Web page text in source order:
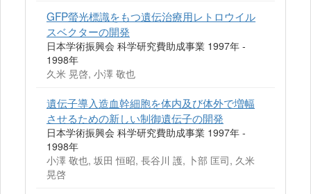
GFP螢光標識をもつ遺伝治療用レトロウイル
スベクターの開発
日本学術振興会 科学研究費助成事業 1997年 -
1998年
久米 晃啓, 小澤 敬也
遺伝子導入造血幹細胞を体内及び体外で増幅
させるための新しい制御遺伝子の開発
日本学術振興会 科学研究費助成事業 1997年 -
1998年
小澤 敬也, 坂田 恒昭, 長谷川 護, 卜部 匡司, 久米
晃啓